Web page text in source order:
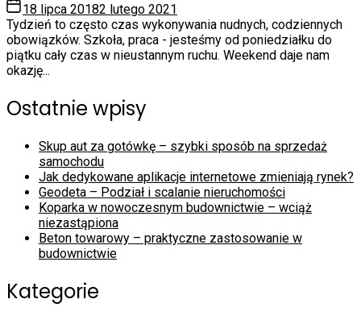
18 lipca 20182 lutego 2021
Tydzień to często czas wykonywania nudnych, codziennych
obowiązków. Szkoła, praca - jesteśmy od poniedziałku do
piątku cały czas w nieustannym ruchu. Weekend daje nam
okazję...
Ostatnie wpisy
Skup aut za gotówkę – szybki sposób na sprzedaż
samochodu
Jak dedykowane aplikacje internetowe zmieniają rynek?
Geodeta – Podział i scalanie nieruchomości
Koparka w nowoczesnym budownictwie – wciąż
niezastąpiona
Beton towarowy – praktyczne zastosowanie w
budownictwie
Kategorie